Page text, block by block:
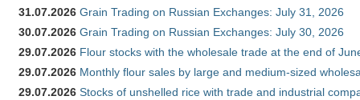
31.07.2026 Grain Trading on Russian Exchanges: July 31, 2026
30.07.2026 Grain Trading on Russian Exchanges: July 30, 2026
29.07.2026 Flour stocks with the wholesale trade at the end of
29.07.2026 Monthly flour sales by large and medium-sized
29.07.2026 Stocks of unshelled rice with trade and industrial